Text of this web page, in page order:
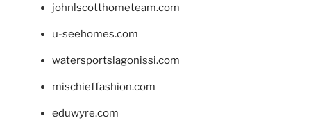
johnlscotthometeam.com
u-seehomes.com
watersportslagonissi.com
mischieffashion.com
eduwyre.com